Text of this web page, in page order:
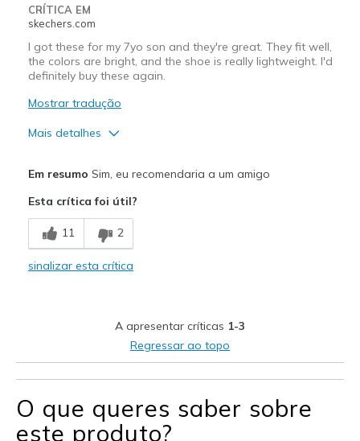
CRÍTICA EM
skechers.com
I got these for my 7yo son and they're great. They fit well,
the colors are bright, and the shoe is really lightweight. I'd
definitely buy these again.
Mostrar tradução
Mais detalhes
Breathe Well
Comfortable
Feels true to width
Sizing
Feels true to size
View On Shoes
Shoes are for Wearing
Em resumo Sim, eu recomendaria a um amigo
Esta crítica foi útil?
11 2
sinalizar esta crítica
A apresentar críticas 1-3
Regressar ao topo
O que queres saber sobre
este produto?